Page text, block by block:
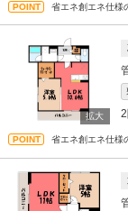
省エネ創エネ仕様
省エネ創エネ仕様